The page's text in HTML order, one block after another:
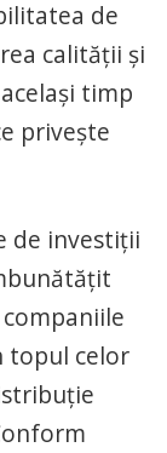
de
calităţii şi
timp
priveşte
de investiţii
topul celor